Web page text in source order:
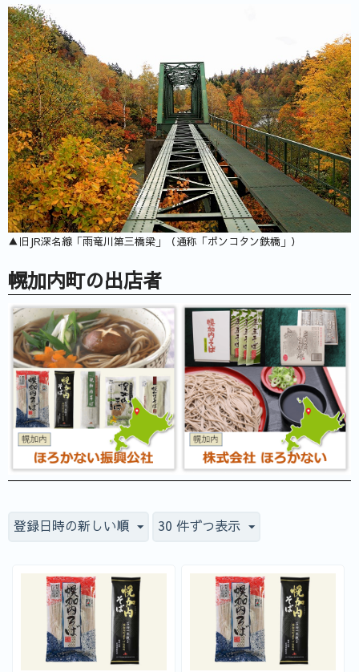
▲旧JR深名線「雨竜川第三橋梁」（通称「ポンコタン鉄橋」）
幌加内町の出店者
登録日時の新しい順 30 件ずつ表示